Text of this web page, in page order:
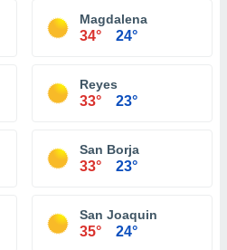
Magdalena
34° 24°
Reyes
33° 23°
San Borja
33° 23°
San Joaquin
35° 24°